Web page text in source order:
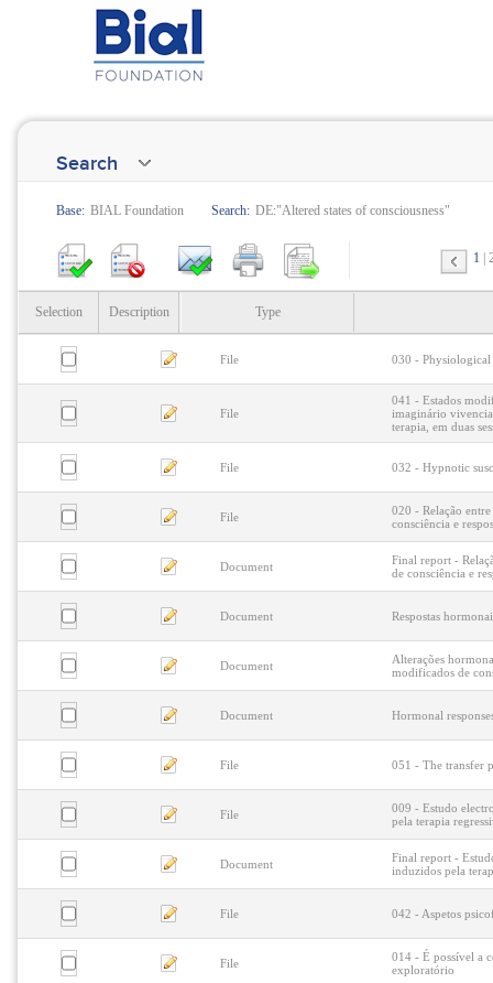
Search
Base: BIAL Foundation Search: DE:"Altered states of consciousness"
1
Selection Description Type
File 030 - Physiological
File
041 - Estados
imaginário
terapia, em duas
File 032 - Hypnotic
File
020 - Relação
consciência e
Document
Final report -
de consciência e
Document Respostas
Document
Alterações
modificados de
Document Hormonal
File 051 - The transfer
File
009 - Estudo
pela terapia
Document
Final report -
induzidos pela
File 042 - Aspetos
File
014 - É possível a
exploratório